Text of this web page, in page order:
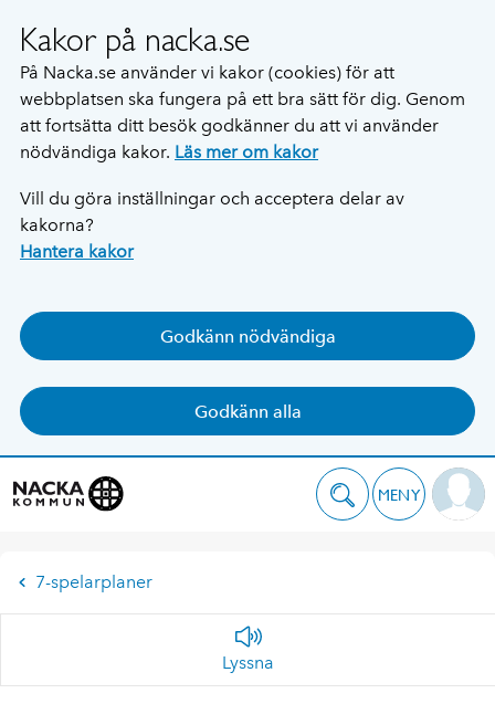
Kakor på nacka.se
På Nacka.se använder vi kakor (cookies) för att
webbplatsen ska fungera på ett bra sätt för dig. Genom
att fortsätta ditt besök godkänner du att vi använder
nödvändiga kakor. Läs mer om kakor
Vill du göra inställningar och acceptera delar av
kakorna?
Hantera kakor
Godkänn nödvändiga
Godkänn alla
MENY
7-spelarplaner
Lyssna